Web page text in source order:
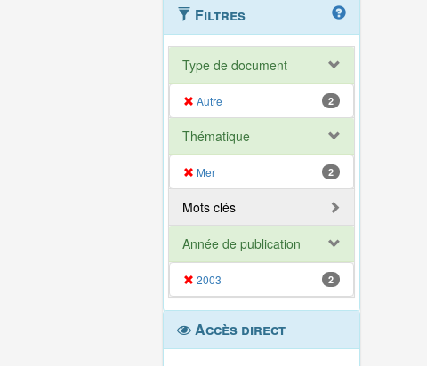
Filtres
Type de document
Autre 2
Thématique
Mer 2
Mots clés
Année de publication
2003 2
Accès direct